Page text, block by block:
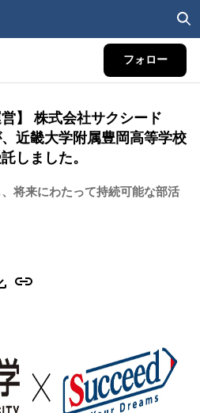
フォロー
】 株式会社サクシード
、近畿大学附属豊岡高等学校
しました。
将来にわたって持続可能な部活